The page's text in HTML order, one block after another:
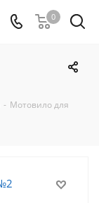
0
- Мотовило для